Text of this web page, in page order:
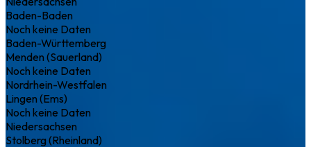
Baden-Baden
Noch keine Daten
Baden-Württemberg
Menden (Sauerland)
Noch keine Daten
Nordrhein-Westfalen
Lingen (Ems)
Noch keine Daten
Niedersachsen
Stolberg (Rheinland)